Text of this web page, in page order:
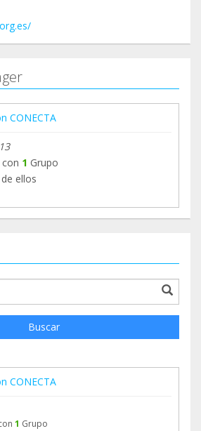
CONECTA
1 Grupo
de ellos
Buscar
CONECTA
1 Grupo